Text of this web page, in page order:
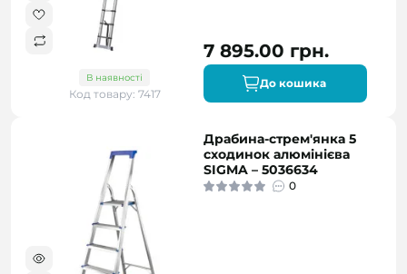
В наявності
Код товару: 7417
7 895.00 грн.
До кошика
Драбина-стрем'янка 5
сходинок алюмінієва
SIGMA – 5036634
0